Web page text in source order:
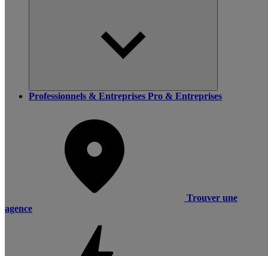
Professionnels & Entreprises Pro & Entreprises
Trouver une
agence